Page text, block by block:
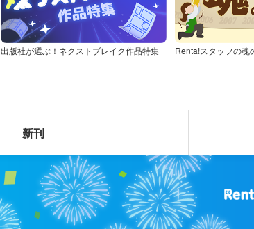
出版社が選ぶ！ネクストブレイク作品特集 Renta!スタッフの魂
新刊